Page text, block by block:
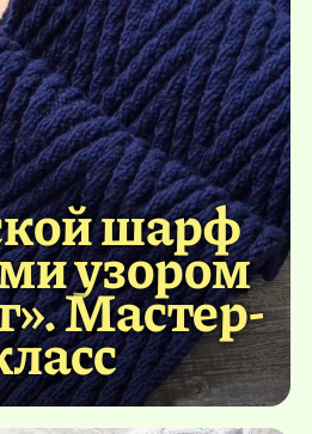
шарф
узором
Мастер-